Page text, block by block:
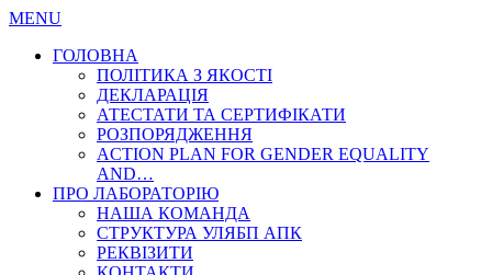
MENU
ГОЛОВНА
ПОЛІТИКА З ЯКОСТІ
ДЕКЛАРАЦІЯ
АТЕСТАТИ ТА СЕРТИФІКАТИ
РОЗПОРЯДЖЕННЯ
ACTION PLAN FOR GENDER EQUALITY
AND…
ПРО ЛАБОРАТОРІЮ
НАША КОМАНДА
СТРУКТУРА УЛЯБП АПК
РЕКВІЗИТИ